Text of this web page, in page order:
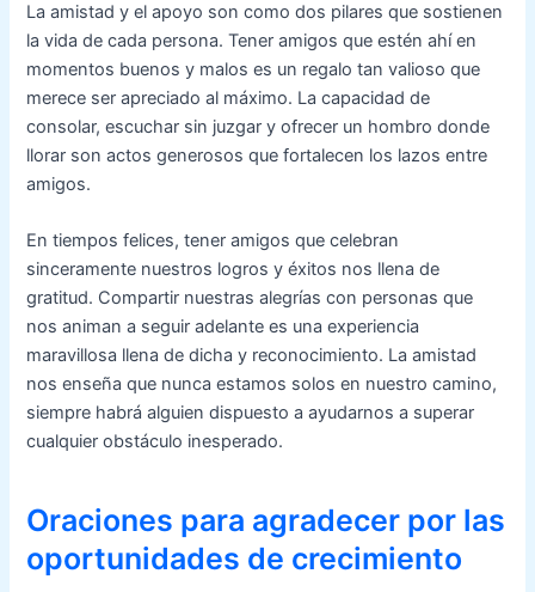
La amistad y el apoyo son como dos pilares que sostienen
la vida de cada persona. Tener amigos que estén ahí en
momentos buenos y malos es un regalo tan valioso que
merece ser apreciado al máximo. La capacidad de
consolar, escuchar sin juzgar y ofrecer un hombro donde
llorar son actos generosos que fortalecen los lazos entre
amigos.
En tiempos felices, tener amigos que celebran
sinceramente nuestros logros y éxitos nos llena de
gratitud. Compartir nuestras alegrías con personas que
nos animan a seguir adelante es una experiencia
maravillosa llena de dicha y reconocimiento. La amistad
nos enseña que nunca estamos solos en nuestro camino,
siempre habrá alguien dispuesto a ayudarnos a superar
cualquier obstáculo inesperado.
Oraciones para agradecer por las
oportunidades de crecimiento